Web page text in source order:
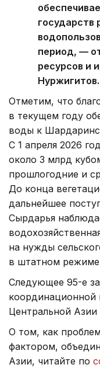
государств
период, —
ресурсов и
Нуржигитов.
Отметим, что
в текущем году
воды к
С 1 апреля 2026
около 3 млрд
прошлогодние и
До конца
дальнейшее
Сырдарья
на нужды
в штатном
Следующее 95-е
координационной
Центральной
О том, как
фактором,
Азии, читайте по